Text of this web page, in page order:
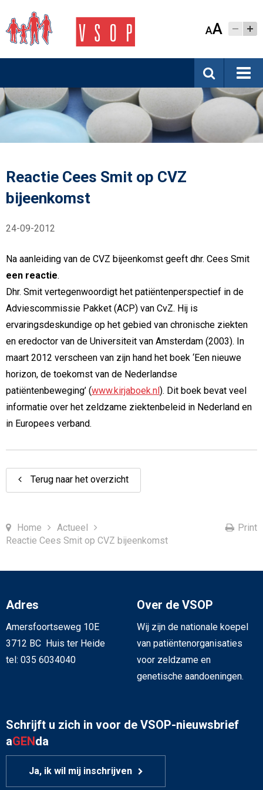
AA
Reactie Cees Smit op CVZ
bijeenkomst
24-09-2012
Na aanleiding van de CVZ bijeenkomst geeft dhr. Cees Smit
een reactie.
Dhr. Smit vertegenwoordigt het patiëntenperspectief in de
Adviescommissie Pakket (ACP) van CvZ. Hij is
ervaringsdeskundige op het gebied van chronische ziekten
en eredoctor van de Universiteit van Amsterdam (2003). In
maart 2012 verscheen van zijn hand het boek ‘Een nieuwe
horizon, de toekomst van de Nederlandse
patiëntenbeweging’ (www.kirjaboek.nl). Dit boek bevat veel
informatie over het zeldzame ziektenbeleid in Nederland en
in Europees verband.
Terug naar het overzicht
Home
Actueel
Reactie Cees Smit op CVZ bijeenkomst
Print
Adres
Amersfoortseweg 10E
3712 BC Huis ter Heide
tel: 035 6034040
Over de VSOP
Wij zijn de nationale koepel
van patiëntenorganisaties
voor zeldzame en
genetische aandoeningen.
Schrijft u zich in voor de VSOP-nieuwsbrief
aGENda
Ja, ik wil mij inschrijven